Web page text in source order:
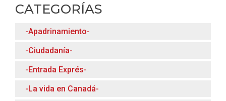
CATEGORÍAS
-Apadrinamiento-
-Ciudadanía-
-Entrada Exprés-
-La vida en Canadá-